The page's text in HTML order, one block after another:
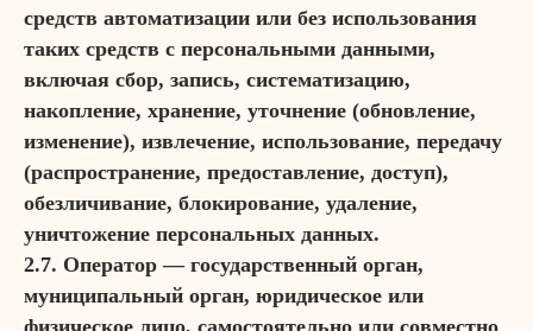
средств автоматизации или без использования
таких средств с персональными данными,
включая сбор, запись, систематизацию,
накопление, хранение, уточнение (обновление,
изменение), извлечение, использование, передачу
(распространение, предоставление, доступ),
обезличивание, блокирование, удаление,
уничтожение персональных данных.
2.7. Оператор — государственный орган,
муниципальный орган, юридическое или
физическое лицо, самостоятельно или совместно